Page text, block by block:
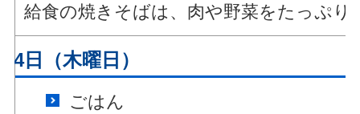
給食の焼きそばは、肉や野菜をたっぷ
日（木曜日）
ごはん